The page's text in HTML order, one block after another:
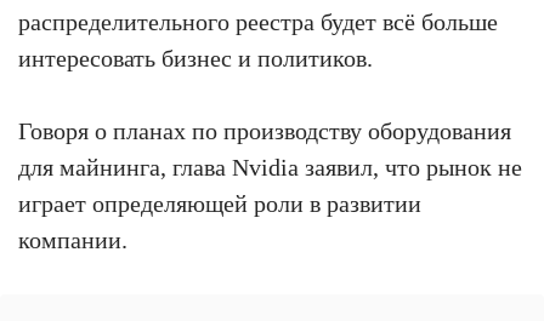
распределительного реестра будет всё больше
интересовать бизнес и политиков.
Говоря о планах по производству оборудования
для майнинга, глава Nvidia заявил, что рынок не
играет определяющей роли в развитии
компании.